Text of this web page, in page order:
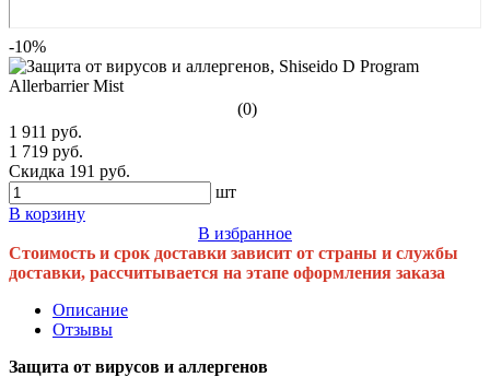
-10%
(0)
1 911 руб.
1 719 руб.
Скидка 191 руб.
шт
В корзину
В избранное
Стоимость и срок доставки зависит от страны и службы
доставки, рассчитывается на этапе оформления заказа
Описание
Отзывы
Защита от вирусов и аллергенов